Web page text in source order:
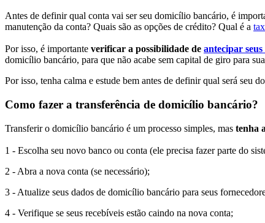
Antes de definir qual conta vai ser seu domicílio bancário, é
manutenção da conta? Quais são as opções de crédito? Qual é a
Por isso, é importante verificar a possibilidade de antecipar seus
domicílio bancário, para que não acabe sem capital de giro para
Por isso, tenha calma e estude bem antes de definir qual será seu
Como fazer a transferência de domicílio bancário?
Transferir o domicílio bancário é um processo simples, mas tenha
1 - Escolha seu novo banco ou conta (ele precisa fazer parte do
2 - Abra a nova conta (se necessário);
3 - Atualize seus dados de domicílio bancário para seus
4 - Verifique se seus recebíveis estão caindo na nova conta;